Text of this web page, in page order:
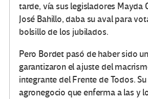
tarde, vía sus legisladores Mayda
José Bahillo, daba su aval para
bolsillo de los jubilados.
Pero Bordet pasó de haber sido
garantizaron el ajuste del
integrante del Frente de Todos.
agronegocio que enferma a las y